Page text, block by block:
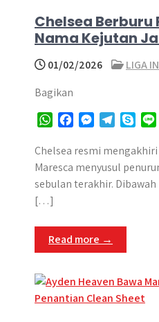
Chelsea Berburu
Nama Kejutan
01/02/2026
LIGA
Bagikan
W
a
t
s
p
c
e
b
k
s
s
e
e
r
l
e
g
m
y
p
e
Chelsea resmi
Maresca menyusul
sebulan terakhir.
[…]
Read more →